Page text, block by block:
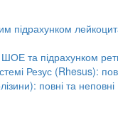
підрахунком
та підрахунком
Резус (Rhesus):
повні та неповні